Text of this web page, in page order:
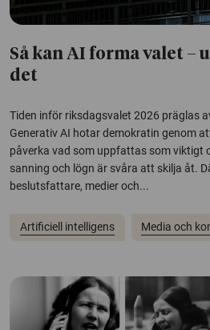
Så kan AI forma valet –
det
Tiden inför riksdagsvalet 2026 präglas
Generativ AI hotar demokratin genom
påverka vad som uppfattas som viktigt
sanning och lögn är svåra att skilja åt.
beslutsfattare, medier och...
Artificiell intelligens Media och